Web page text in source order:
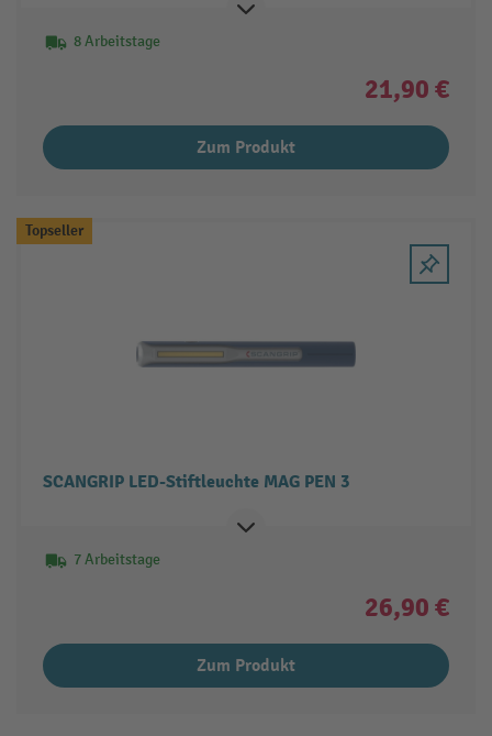
8 Arbeitstage
21,90 €
Zum Produkt
Topseller
SCANGRIP LED-Stiftleuchte MAG PEN 3
7 Arbeitstage
26,90 €
Zum Produkt